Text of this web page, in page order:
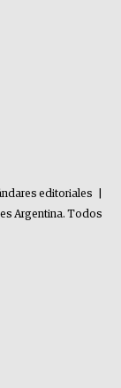
editoriales
Argentina. Todos